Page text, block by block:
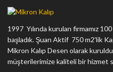
1997 Yılında kurulan firmamız
başladık. Şuan Aktif 750 m2'lik
Mikron Kalıp Desen olarak
müşterilerimize kaliteli bir hizmet